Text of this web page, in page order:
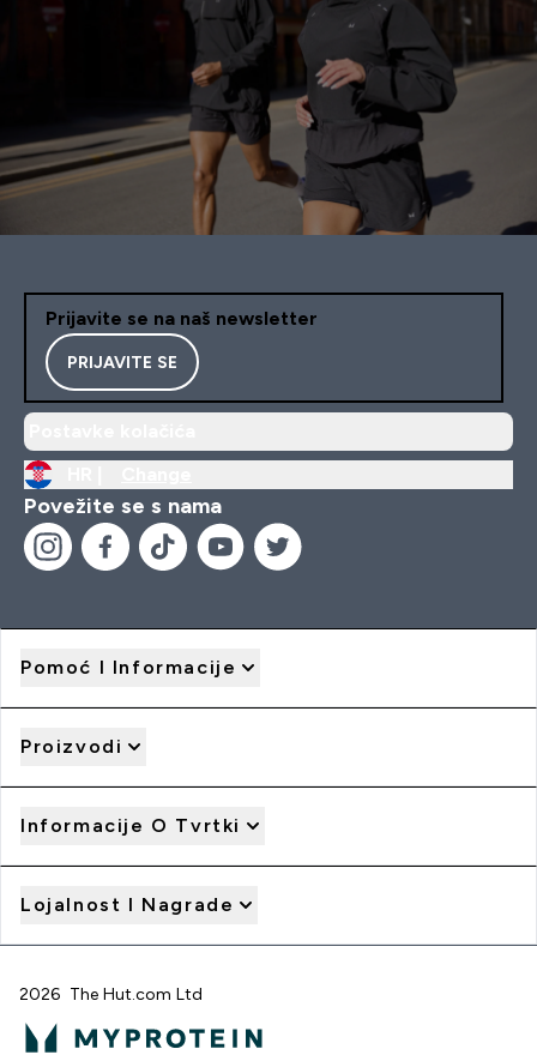
Prijavite se na naš newsletter
PRIJAVITE SE
Povežite se s nama
Pomoć I Informacije
Proizvodi
Informacije O Tvrtki
Lojalnost I Nagrade
2026 The Hut.com Ltd